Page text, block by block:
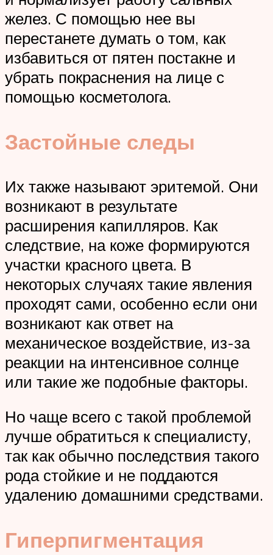
желез. С помощью нее вы
перестанете думать о том, как
избавиться от пятен постакне и
убрать покраснения на лице с
помощью косметолога.
Застойные следы
Их также называют эритемой. Они
возникают в результате
расширения капилляров. Как
следствие, на коже формируются
участки красного цвета. В
некоторых случаях такие явления
проходят сами, особенно если они
возникают как ответ на
механическое воздействие, из-за
реакции на интенсивное солнце
или такие же подобные факторы.
Но чаще всего с такой проблемой
лучше обратиться к специалисту,
так как обычно последствия такого
рода стойкие и не поддаются
удалению домашними средствами.
Гиперпигментация